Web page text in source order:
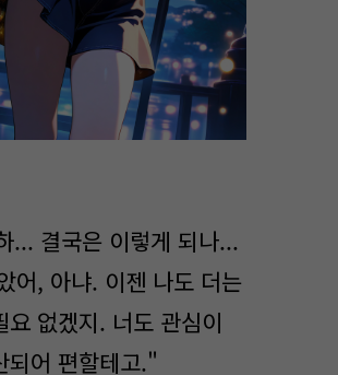
... 결국은 이렇게 되나...
어, 아냐. 이젠 나도 더는
요 없겠지. 너도 관심이
되어 편할테고."